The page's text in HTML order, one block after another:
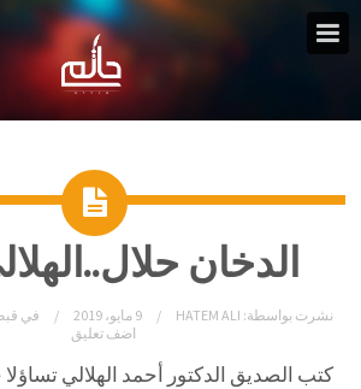
الدخان
نشرت بواسطة: HATEM ALI 9 مايو، 2019 في
اضف تعليق
كتب الصديق الدكتور أحمد الهلالي